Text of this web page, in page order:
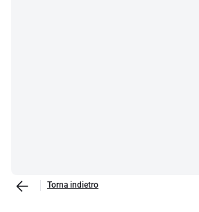
Torna indietro